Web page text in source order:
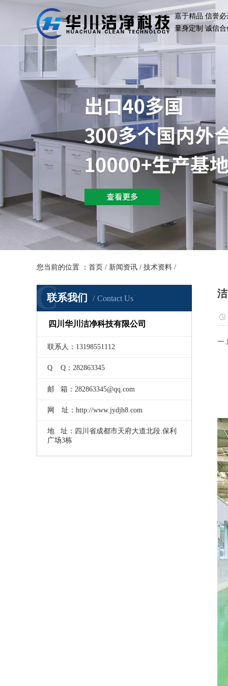
嘉于精品 信誉必
量身定制 诚信合
您当前的位置 ： 首页 / 新闻资讯 / 技术资料 /
联系我们 Contact Us
C
四川华川洁净科技有限公司
联系人：13198551112
Q Q：282863345
邮 箱：282863345@qq.com
网 址：http://www.jydjh8.com
地 址：四川省成都市天府大道北段.保利
广场3栋
一.